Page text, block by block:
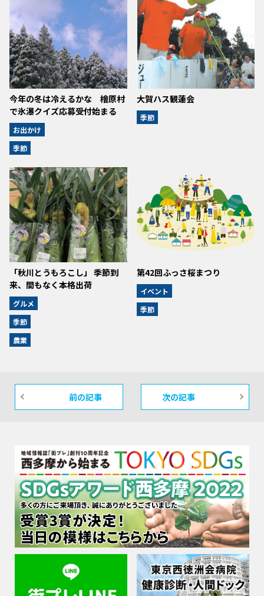
今年の冬は冷えるかな 檜原村
で氷瀑クイズ応募受付始まる
お出かけ
季節
大賀ハス観蓮会
季節
「秋川とうもろこし」 季節到
来、間もなく本格出荷
グルメ
季節
農業
第42回ふっさ桜まつり
イベント
季節
前の記事 次の記事